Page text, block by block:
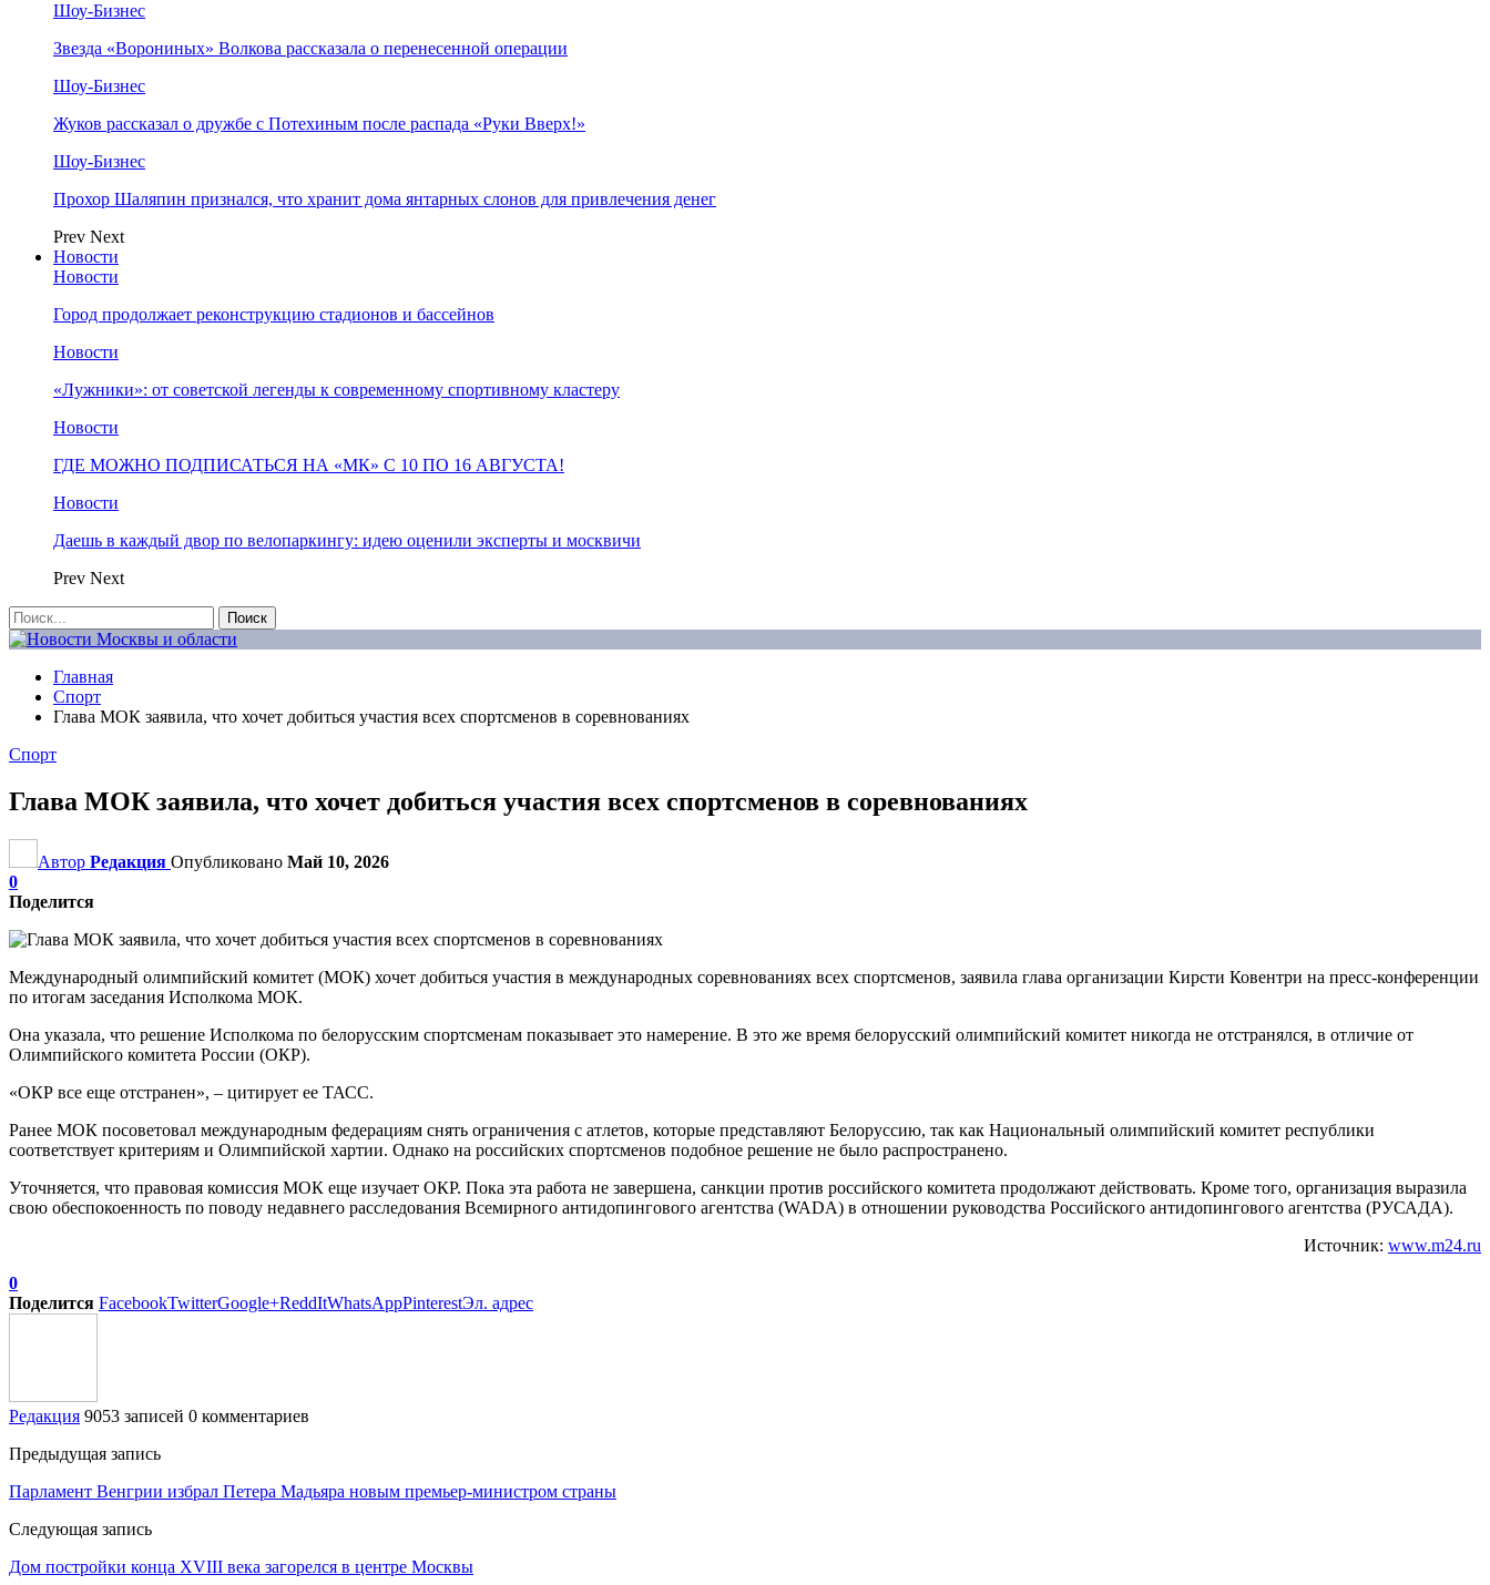
Шоу-Бизнес
Звезда «Ворониных» Волкова рассказала о перенесенной операции
Шоу-Бизнес
Жуков рассказал о дружбе с Потехиным после распада «Руки Вверх!»
Шоу-Бизнес
Прохор Шаляпин признался, что хранит дома янтарных слонов для привлечения денег
Prev Next
Новости
Новости
Город продолжает реконструкцию стадионов и бассейнов
Новости
«Лужники»: от советской легенды к современному спортивному кластеру
Новости
ГДЕ МОЖНО ПОДПИСАТЬСЯ НА «МК» С 10 ПО 16 АВГУСТА!
Новости
Даешь в каждый двор по велопаркингу: идею оценили эксперты и москвичи
Prev Next
Главная
Спорт
Глава МОК заявила, что хочет добиться участия всех спортсменов в соревнованиях
Спорт
Глава МОК заявила, что хочет добиться участия всех спортсменов в соревнованиях
Автор Редакция Опубликовано Май 10, 2026
0
Поделится
Международный олимпийский комитет (МОК) хочет добиться участия в международных соревнованиях всех спортсменов, заявила глава организации Кирсти Ковентри на пресс-конференции
по итогам заседания Исполкома МОК.
Она указала, что решение Исполкома по белорусским спортсменам показывает это намерение. В это же время белорусский олимпийский комитет никогда не отстранялся, в отличие от
Олимпийского комитета России (ОКР).
«ОКР все еще отстранен», – цитирует ее ТАСС.
Ранее МОК посоветовал международным федерациям снять ограничения с атлетов, которые представляют Белоруссию, так как Национальный олимпийский комитет республики
соответствует критериям и Олимпийской хартии. Однако на российских спортсменов подобное решение не было распространено.
Уточняется, что правовая комиссия МОК еще изучает ОКР. Пока эта работа не завершена, санкции против российского комитета продолжают действовать. Кроме того, организация выразила
свою обеспокоенность по поводу недавнего расследования Всемирного антидопингового агентства (WADA) в отношении руководства Российского антидопингового агентства (РУСАДА).
Источник: www.m24.ru
0
Поделится FacebookTwitterGoogle+ReddItWhatsAppPinterestЭл. адрес
Редакция 9053 записей 0 комментариев
Предыдущая запись
Парламент Венгрии избрал Петера Мадьяра новым премьер-министром страны
Следующая запись
Дом постройки конца XVIII века загорелся в центре Москвы